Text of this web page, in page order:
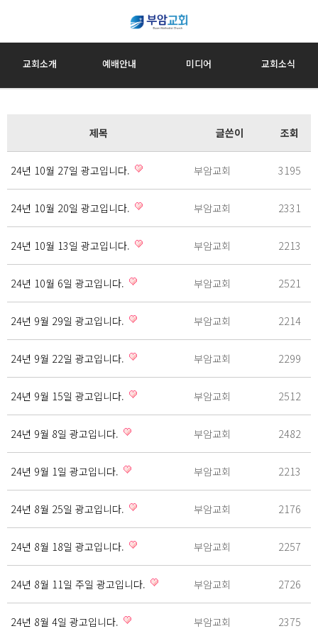
교회소개 예배안내 미디어 교회소식
제목 글쓴이 조회
24년 10월 27일 광고입니다. 부암교회 3195
24년 10월 20일 광고입니다. 부암교회 2331
24년 10월 13일 광고입니다. 부암교회 2213
24년 10월 6일 광고입니다. 부암교회 2521
24년 9월 29일 광고입니다. 부암교회 2214
24년 9월 22일 광고입니다. 부암교회 2299
24년 9월 15일 광고입니다. 부암교회 2512
24년 9월 8일 광고입니다. 부암교회 2482
24년 9월 1일 광고입니다. 부암교회 2213
24년 8월 25일 광고입니다. 부암교회 2176
24년 8월 18일 광고입니다. 부암교회 2257
24년 8월 11일 주일 광고입니다. 부암교회 2726
24년 8월 4일 광고입니다. 부암교회 2375